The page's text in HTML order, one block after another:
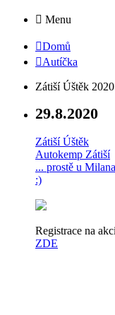
Menu
Domů
Autíčka
Zátiší Úštěk 2020
29.8.2020
Zátiší Úštěk
Autokemp Zátiší
... prostě u Milana
:)
Registrace na akci
ZDE